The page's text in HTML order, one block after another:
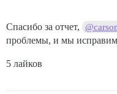
Спасибо за отчет,
проблемы, и мы
5 лайков